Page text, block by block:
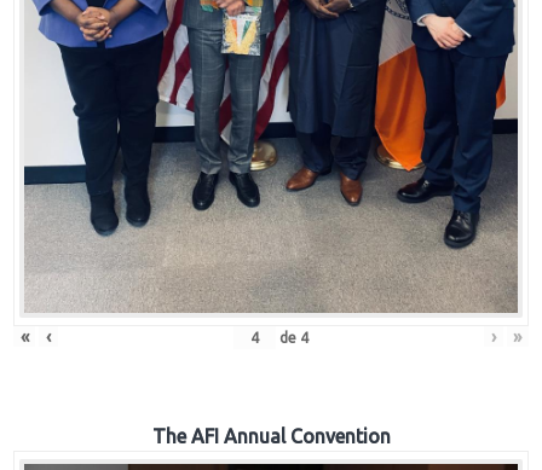
« ‹ de 4 › »
The AFI Annual Convention